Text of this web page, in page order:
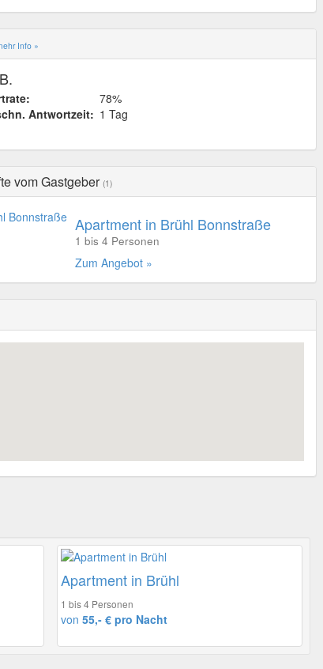
Info »
78%
Antwortzeit: 1 Tag
vom Gastgeber (1)
Apartment in Brühl Bonnstraße
1 bis 4 Personen
Zum Angebot »
Apartment in Brühl
1 bis 4 Personen
von 55,- € pro Nacht